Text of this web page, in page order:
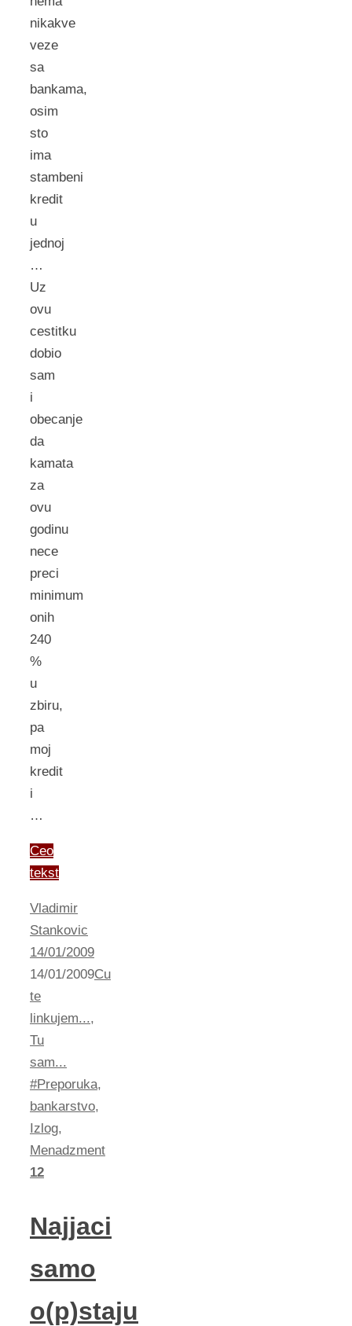
nikakve
veze
sa
bankama,
osim
sto
ima
stambeni
kredit
u
jednoj
…
Uz
ovu
cestitku
dobio
sam
i
obecanje
da
kamata
za
ovu
godinu
nece
preci
minimum
onih
240
%
u
zbiru,
pa
moj
kredit
i
…
Ceo
tekst
Vladimir
Stankovic
14/01/2009
14/01/2009Cu
te
linkujem...,
Tu
sam...
#Preporuka,
bankarstvo,
Izlog,
Menadzment
12
Najjaci
samo
o(p)staju